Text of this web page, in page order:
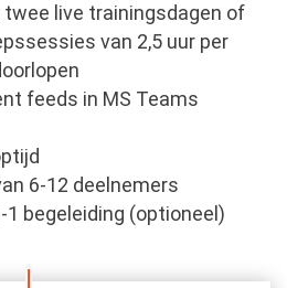
twee live trainingsdagen of
van 2,5 uur per
feeds in MS Teams
6-12 deelnemers
begeleiding (optioneel)